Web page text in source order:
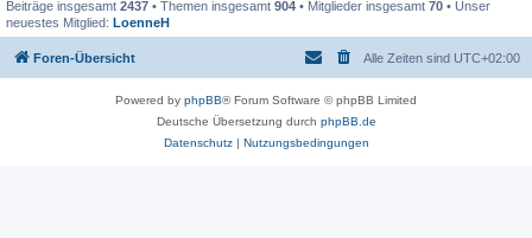
Beiträge insgesamt 2437 • Themen insgesamt 904 • Mitglieder insgesamt 70 • Unser
neuestes Mitglied: LoenneH
Foren-Übersicht Alle Zeiten sind UTC+02:00
Powered by phpBB® Forum Software © phpBB Limited
Deutsche Übersetzung durch phpBB.de
Datenschutz| Nutzungsbedingungen